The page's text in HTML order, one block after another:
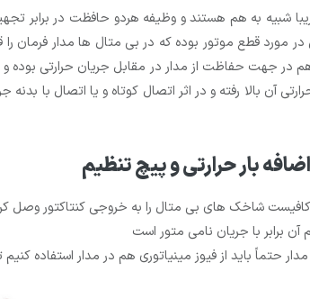
شبیه به هم هستند و وظیفه هردو حافظت در برابر
در مورد قطع موتور بوده که در بی متال ها مدار
در جهت حفاظت از مدار در مقابل جریان حرارتی
آن بالا رفته و در اثر اتصال کوتاه و یا اتصال با
بار حرارتی و پیچ تنظیم
شاخک های بی متال را به خروجی کنتاکتور وصل
برابر با جریان نامی متور است
حتماً باید از فیوز مینیاتوری هم در مدار استفاده